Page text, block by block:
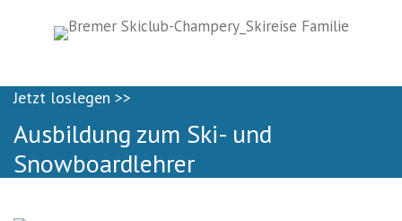
Jetzt loslegen >>
Ausbildung zum Ski- und
Snowboardlehrer